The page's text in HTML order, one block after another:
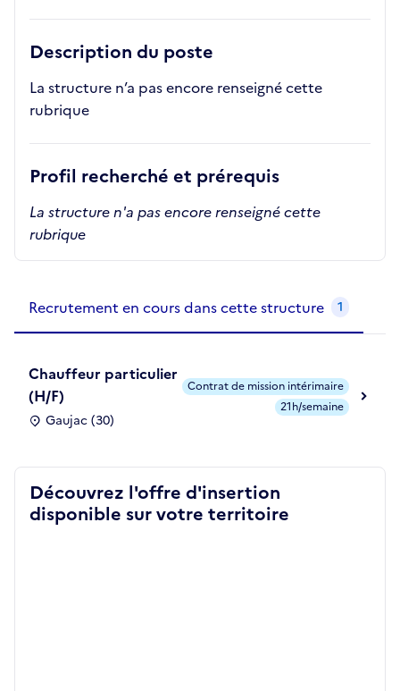
Description du poste
La structure n’a pas encore renseigné cette
rubrique
Profil recherché et prérequis
La structure n'a pas encore renseigné cette
rubrique
Recrutement en cours dans cette structure 1
Chauffeur particulier
(H/F)
Gaujac (30)
Contrat de mission intérimaire
21h/semaine
Découvrez l'offre d'insertion
disponible sur votre territoire